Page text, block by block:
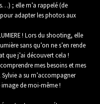
; elle m’a rappelé (de
adapter les photos aux
! Lors du shooting, elle
sans qu’on ne s’en rende
que j’ai découvert cela !
mes besoins et mes
a su m’accompagner
de moi-même !